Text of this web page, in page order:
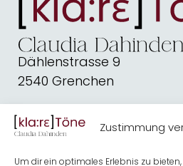
Zustimmung
Um dir ein optimales Erlebnis zu
Dählenstrasse 9
2540 Grenchen
Schreiben